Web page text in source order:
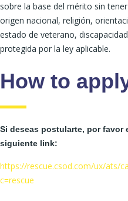
sobre la base del mérito sin
origen nacional, religión,
estado de veterano,
protegida por la ley aplicable.
How to
Si deseas postularte, por favor
siguiente link:
https://rescue.csod.com/ux/ats/
c=rescue